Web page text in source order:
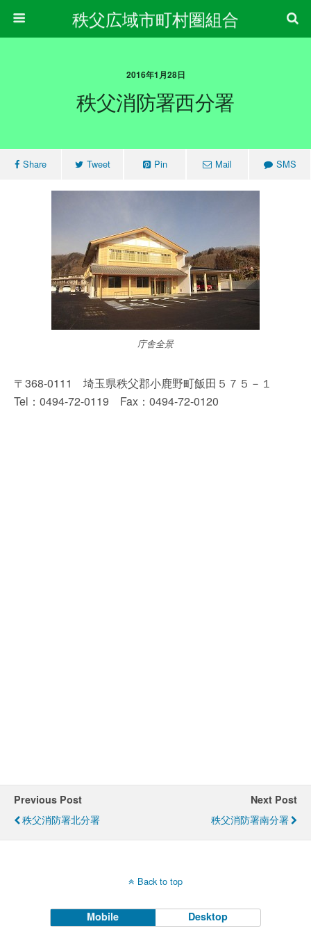
秩父広域市町村圏組合
2016年1月28日
秩父消防署西分署
Share Tweet Pin Mail SMS
庁舎全景
〒368-0111 埼玉県秩父郡小鹿野町飯田５７５－１
Tel：0494-72-0119 Fax：0494-72-0120
Previous Post
秩父消防署北分署
Next Post
秩父消防署南分署
Back to top
Mobile Desktop